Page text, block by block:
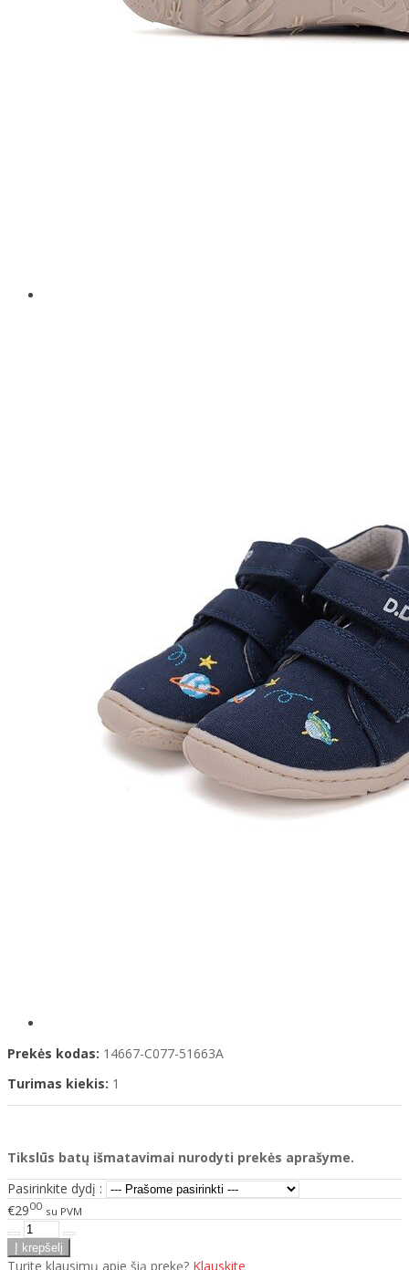
Prekės kodas: 14667-C077-51663A
Turimas kiekis: 1
Tikslūs batų išmatavimai nurodyti prekės aprašyme.
Pasirinkite dydį :
€2900 su PVM
Turite klausimų apie šią prekę? Klauskite